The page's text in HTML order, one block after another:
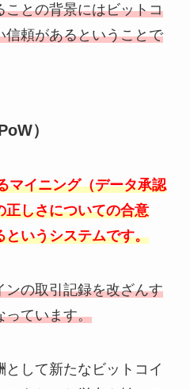
ことの背景にはビットコ
信頼があるということで
）
マイニング（データ承認
正しさについての合意
というシステムです。
ンの取引記録を改ざんす
っています。
して新たなビットコイ